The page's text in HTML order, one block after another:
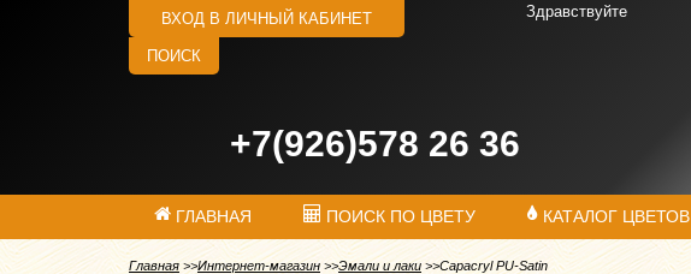
ВХОД В ЛИЧНЫЙ КАБИНЕТ Здравствуйте
ПОИСК
+7(926)578 26 36
ГЛАВНАЯ ПОИСК ПО ЦВЕТУ КАТАЛОГ ЦВЕТОВ
Главная Интернет-магазин Эмали и лаки Capacryl PU-Satin